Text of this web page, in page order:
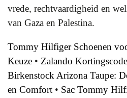
vrede, rechtvaardigheid en
van Gaza en Palestina.
Tommy Hilfiger Schoenen
Keuze • Zalando
Birkenstock Arizona Taupe:
en Comfort • Sac Tommy